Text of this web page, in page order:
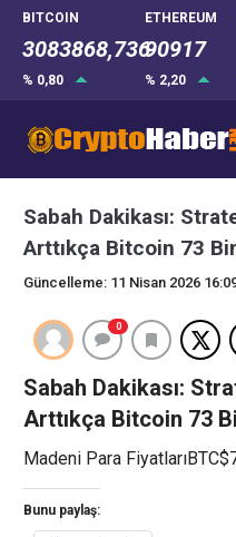
BITCOIN
3083868,736
% 0,80
ETHEREUM
90917
% 2,20
Sabah Dakikası:
Arttıkça Bitcoin 73 Bin
Güncelleme: 11 Nisan 2026
0
Sabah Dakikası:
Arttıkça Bitcoin 73
Madeni Para
Bunu paylaş: